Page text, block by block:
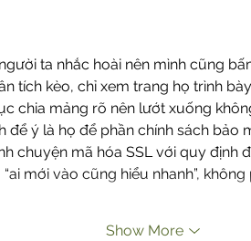
ta nhắc hoài nên mình cũng
tích kèo, chỉ xem trang họ trình
chia mảng rõ nên lướt xuống
để ý là họ để phần chính sách bảo
chuyện mã hóa SSL với quy định
mới vào cũng hiểu nhanh”,
Show More